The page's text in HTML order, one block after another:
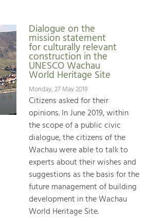
Dialogue on the
mission statement
for culturally relevant
construction in the
UNESCO Wachau
World Heritage Site
Monday, 27 May 2019
Citizens asked for their
opinions. In June 2019, within
the scope of a public civic
dialogue, the citizens of the
Wachau were able to talk to
experts about their wishes and
suggestions as the basis for the
future management of building
development in the Wachau
World Heritage Site.